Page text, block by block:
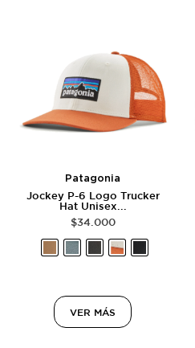
Patagonia
Jockey P-6 Logo Trucker
Hat Unisex...
$34.000
VER MÁS